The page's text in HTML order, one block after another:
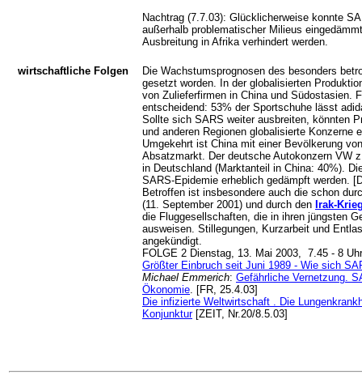
Nachtrag (7.7.03): Glücklicherweise konnte
außerhalb problematischer Milieus
Ausbreitung in Afrika verhindert werden.
wirtschaftliche Folgen
Die Wachstumsprognosen des besonders
gesetzt worden. In der globalisierten
von Zulieferfirmen in China und Südostasien.
entscheidend: 53% der Sportschuhe lässt
Sollte sich SARS weiter ausbreiten, könnten
und anderen Regionen globalisierte Konzerne
Umgekehrt ist China mit einer Bevölkerung
Absatzmarkt. Der deutsche Autokonzern VW
in Deutschland (Marktanteil in China: 40%).
SARS-Epidemie erheblich gedämpft werden.
Betroffen ist insbesondere auch die schon
(11. September 2001) und durch den Irak-
die Fluggesellschaften, die in ihren jüngsten
ausweisen. Stillegungen, Kurzarbeit und
angekündigt.
FOLGE 2 Dienstag, 13. Mai 2003, 7.45 - 8
Größter Einbruch seit Juni 1989 - Wie sich
Michael Emmerich: Gefährliche Vernetzung.
Ökonomie. [FR, 25.4.03]
Die infizierte Weltwirtschaft . Die
Konjunktur[ZEIT, Nr.20/8.5.03]